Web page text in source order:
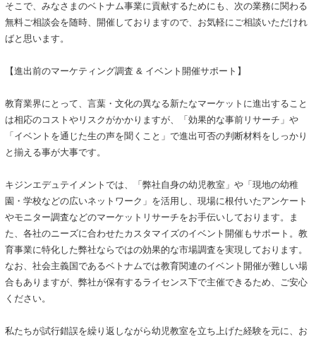
そこで、みなさまのベトナム事業に貢献するためにも、次の業務に関わる
無料ご相談会を随時、開催しておりますので、お気軽にご相談いただけれ
ばと思います。
【進出前のマーケティング調査 & イベント開催サポート】
教育業界にとって、言葉・文化の異なる新たなマーケットに進出すること
は相応のコストやリスクがかかりますが、「効果的な事前リサーチ」や
「イベントを通じた生の声を聞くこと」で進出可否の判断材料をしっかり
と揃える事が大事です。
キジンエデュテイメントでは、「弊社自身の幼児教室」や「現地の幼稚
園・学校などの広いネットワーク」を活用し、現場に根付いたアンケート
やモニター調査などのマーケットリサーチをお手伝いしております。ま
た、各社のニーズに合わせたカスタマイズのイベント開催もサポート。教
育事業に特化した弊社ならではの効果的な市場調査を実現しております。
なお、社会主義国であるベトナムでは教育関連のイベント開催が難しい場
合もありますが、弊社が保有するライセンス下で主催できるため、ご安心
ください。
私たちが試行錯誤を繰り返しながら幼児教室を立ち上げた経験を元に、お